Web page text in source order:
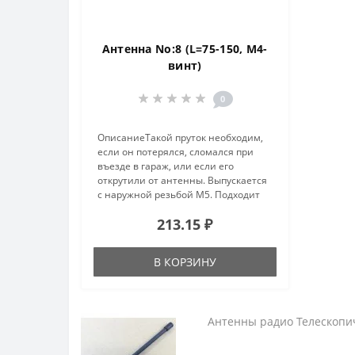
Антенна No:8 (L=75-150, M4-
винт)
0
ОписаниеТакой пруток необходим,
если он потерялся, сломался при
въезде в гараж, или если его
открутили от антенны. Выпускается
с наружной резьбой М5. Подходит
Имеет навивку из медной
стержня.Общие..
213.15 ₽
В КОРЗИНУ
Антенны радио